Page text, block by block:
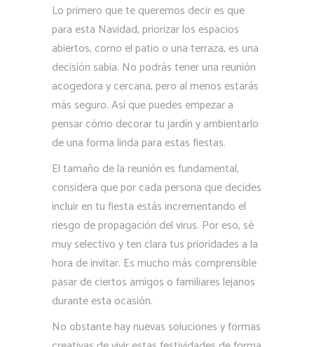
Lo primero que te queremos decir es que
para esta Navidad, priorizar los espacios
abiertos, como el patio o una terraza, es una
decisión sabia. No podrás tener una reunión
acogedora y cercana, pero al menos estarás
más seguro. Así que puedes empezar a
pensar cómo decorar tu jardín y ambientarlo
de una forma linda para estas fiestas.
El tamaño de la reunión es fundamental,
considera que por cada persona que decides
incluir en tu fiesta estás incrementando el
riesgo de propagación del virus. Por eso, sé
muy selectivo y ten clara tus prioridades a la
hora de invitar. Es mucho más comprensible
pasar de ciertos amigos o familiares lejanos
durante esta ocasión.
No obstante hay nuevas soluciones y formas